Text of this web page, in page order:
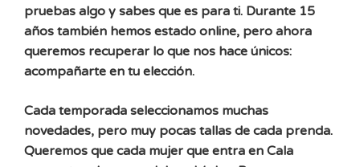
pruebas algo y sabes que es para ti. Durante 15
años también hemos estado online, pero ahora
queremos recuperar lo que nos hace únicos:
acompañarte en tu elección.
Cada temporada seleccionamos muchas
novedades, pero muy pocas tallas de cada prenda.
Queremos que cada mujer que entra en Cala